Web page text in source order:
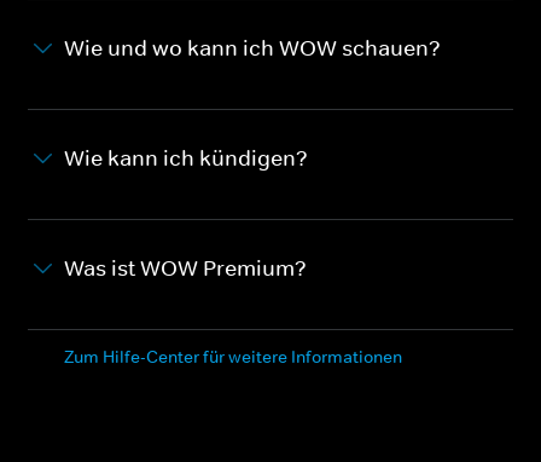
Wie und wo kann ich WOW schauen?
Wie kann ich kündigen?
Was ist WOW Premium?
Zum Hilfe-Center für weitere Informationen